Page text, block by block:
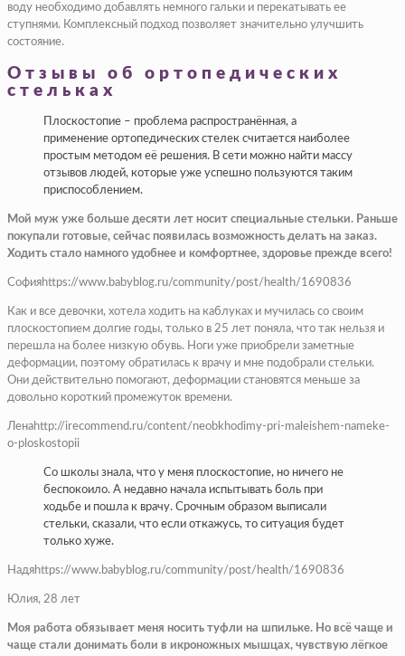
воду необходимо добавлять немного гальки и перекатывать ее
ступнями. Комплексный подход позволяет значительно улучшить
состояние.
Отзывы об ортопедических
стельках
Плоскостопие – проблема распространённая, а
применение ортопедических стелек считается наиболее
простым методом её решения. В сети можно найти массу
отзывов людей, которые уже успешно пользуются таким
приспособлением.
Мой муж уже больше десяти лет носит специальные стельки. Раньше
покупали готовые, сейчас появилась возможность делать на заказ.
Ходить стало намного удобнее и комфортнее, здоровье прежде всего!
Софияhttps://www.babyblog.ru/community/post/health/1690836
Как и все девочки, хотела ходить на каблуках и мучилась со своим
плоскостопием долгие годы, только в 25 лет поняла, что так нельзя и
перешла на более низкую обувь. Ноги уже приобрели заметные
деформации, поэтому обратилась к врачу и мне подобрали стельки.
Они действительно помогают, деформации становятся меньше за
довольно короткий промежуток времени.
Ленаhttp://irecommend.ru/content/neobkhodimy-pri-maleishem-nameke-
o-ploskostopii
Со школы знала, что у меня плоскостопие, но ничего не
беспокоило. А недавно начала испытывать боль при
ходьбе и пошла к врачу. Срочным образом выписали
стельки, сказали, что если откажусь, то ситуация будет
только хуже.
Надяhttps://www.babyblog.ru/community/post/health/1690836
Юлия, 28 лет
Моя работа обязывает меня носить туфли на шпильке. Но всё чаще и
чаще стали донимать боли в икроножных мышцах, чувствую лёгкое